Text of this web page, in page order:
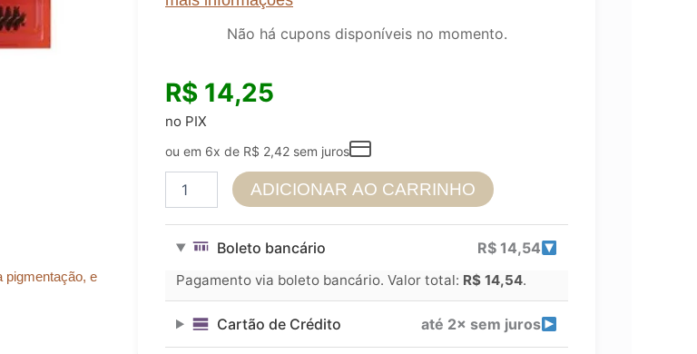
pigmentação, e
Não há cupons disponíveis no momento.
R$ 14,25
no PIX
ou em 6x de R$ 2,42 sem juros
PARA
by
Rose
quantidade
ADICIONAR AO CARRINHO
Boleto bancário R$14,54
Pagamento via boleto bancário. Valor total: R$ 14,54.
Cartão de Crédito até 2× sem juros